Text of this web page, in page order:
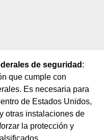
de seguridad:
que cumple con
Es necesaria para
de Estados Unidos,
otras instalaciones de
la protección y